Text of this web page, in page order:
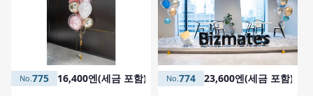
775 16,400엔(세금 포함) 774 23,600엔(세금 포함)